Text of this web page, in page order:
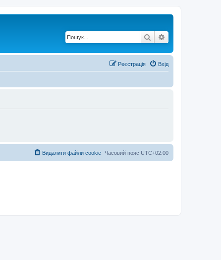
Пошук
Вхід
Реєстрація
Часовий пояс UTC+02:00
Видалити файли cookie